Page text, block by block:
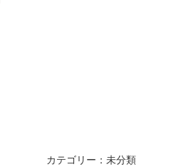
カテゴリー：未分類